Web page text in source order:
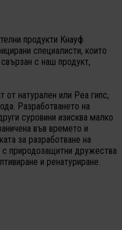
продукти Кнауф
специалисти, които
с наш продукт,
натурален или Реа гипс,
Разработването на
суровини изисква малко
във времето и
за разработване на
природозащитни дружества
и ренатуриране.